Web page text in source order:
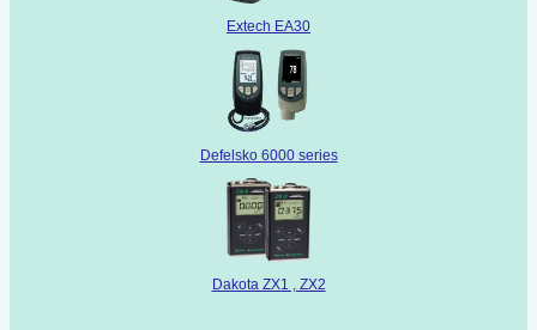
Extech EA30
Defelsko 6000 series
Dakota ZX1 , ZX2